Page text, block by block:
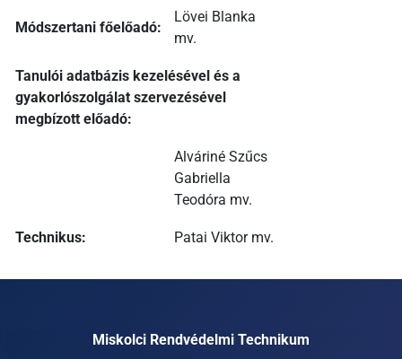
Módszertani főelőadó:
Lövei Blanka
mv.
Tanulói adatbázis kezelésével és a
gyakorlószolgálat szervezésével
megbízott előadó:
Alváriné Szűcs
Gabriella
Teodóra mv.
Technikus: Patai Viktor mv.
Miskolci Rendvédelmi Technikum